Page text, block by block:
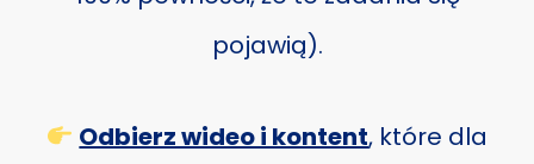
pojawią).
Odbierz wideo i kontent, które dla